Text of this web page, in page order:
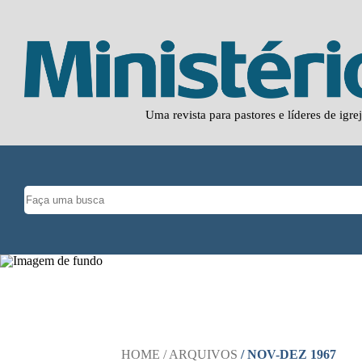
Uma revista para pastores e líderes de
HOME / ARQUIVOS / NOV-DEZ 1967